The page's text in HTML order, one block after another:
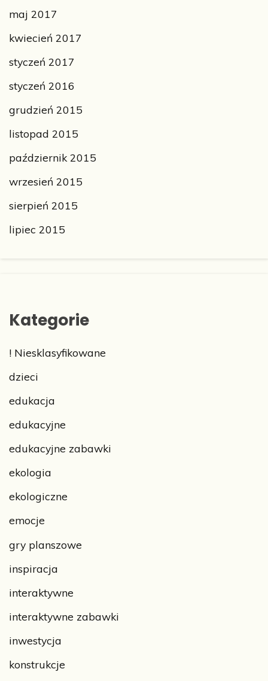
maj 2017
kwiecień 2017
styczeń 2017
styczeń 2016
grudzień 2015
listopad 2015
październik 2015
wrzesień 2015
sierpień 2015
lipiec 2015
Kategorie
! Niesklasyfikowane
dzieci
edukacja
edukacyjne
edukacyjne zabawki
ekologia
ekologiczne
emocje
gry planszowe
inspiracja
interaktywne
interaktywne zabawki
inwestycja
konstrukcje